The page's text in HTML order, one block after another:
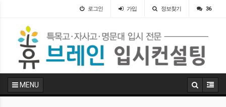
로그인 가입 정보찾기 36
MENU